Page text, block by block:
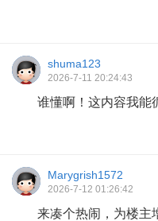
shuma123
2026-7-11 20:24:43
谁懂啊！这内容我能
Marygrish1572
2026-7-12 01:26:42
来凑个热闹，为楼主